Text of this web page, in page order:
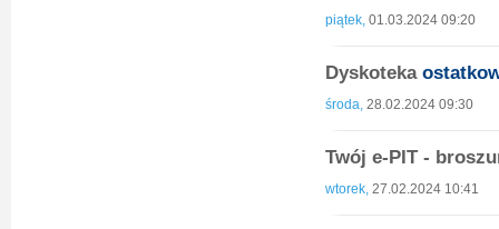
piątek, 01.03.2024 09:20
Dyskoteka
środa, 28.02.2024 09:30
Twój e-PIT -
wtorek, 27.02.2024 10:41